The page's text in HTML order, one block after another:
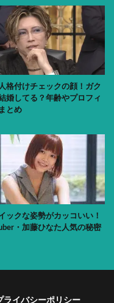
格付けチェックの顔！ガク
婚してる？年齢やプロフィ
とめ
ックな姿勢がカッコいい！
・加藤ひなた人気の秘密
ライバシーポリシー